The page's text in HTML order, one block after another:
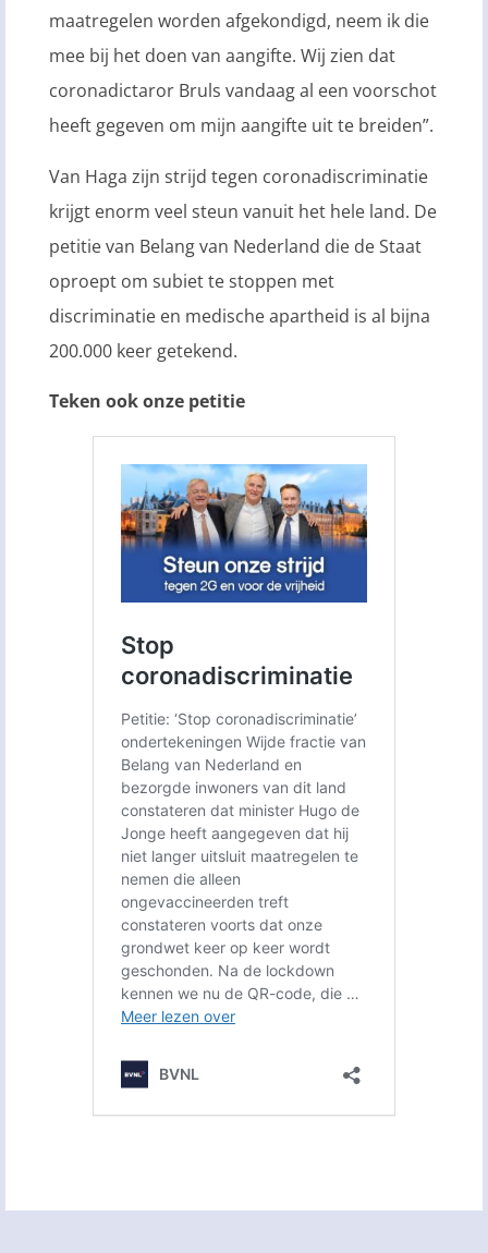
maatregelen worden afgekondigd, neem ik die
mee bij het doen van aangifte. Wij zien dat
coronadictaror Bruls vandaag al een voorschot
heeft gegeven om mijn aangifte uit te breiden”.
Van Haga zijn strijd tegen coronadiscriminatie
krijgt enorm veel steun vanuit het hele land. De
petitie van Belang van Nederland die de Staat
oproept om subiet te stoppen met
discriminatie en medische apartheid is al bijna
200.000 keer getekend.
Teken ook onze petitie